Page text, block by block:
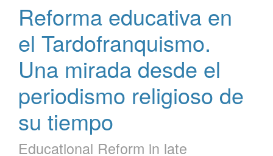
Reforma educativa en
el Tardofranquismo.
Una mirada desde el
periodismo religioso de
su tiempo
Educational Reform in late